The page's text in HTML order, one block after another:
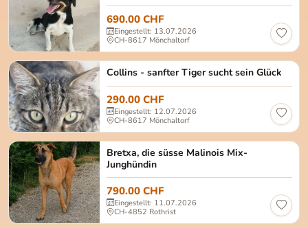
690.00 CHF
Eingestellt: 13.07.2026
CH-8617 Mönchaltorf
Collins - sanfter Tiger sucht sein Glück
Collins Geschlecht: männlich, kastriert Alter: ca.
290.00 CHF
Eingestellt: 12.07.2026
CH-8617 Mönchaltorf
Bretxa, die süsse Malinois Mix-
Junghündin
Die süsse Malinois Mischlingshündin Bretxa
790.00 CHF
Eingestellt: 11.07.2026
CH-4852 Rothrist